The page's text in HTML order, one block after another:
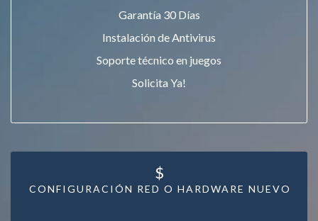
Garantía 30 Días
Instalación de Antivirus
Soporte técnico en juegos
Solicita Ya!
CONFIGURACIÓN RED O HARDWARE NUEVO
$